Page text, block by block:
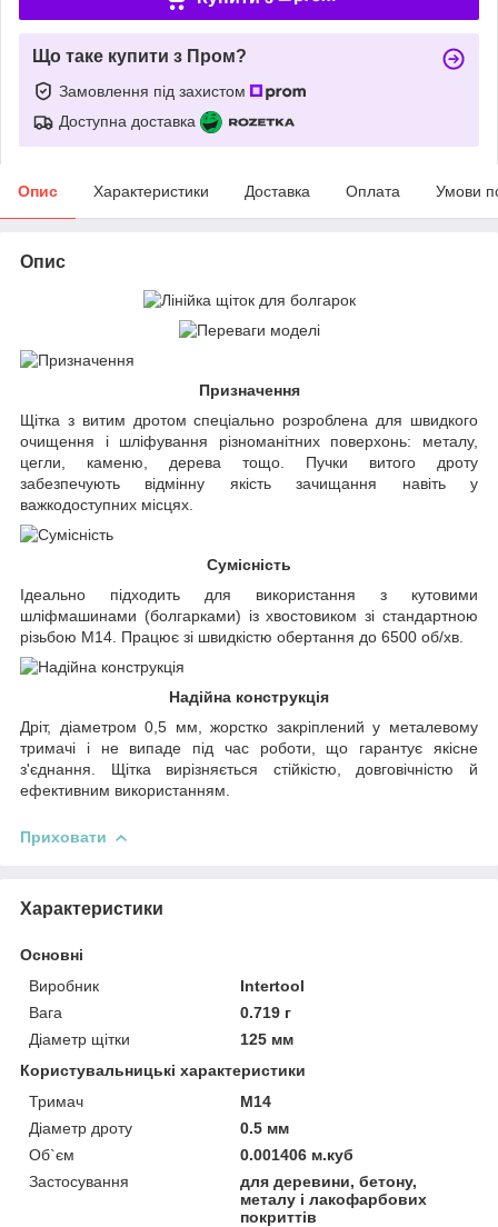
Що таке купити з Пром?
Замовлення під захистом
Доступна доставка
Опис Характеристики Доставка Оплата Умови
Опис
Призначення
Щітка з витим дротом спеціально розроблена для швидкого
очищення і шліфування різноманітних поверхонь: металу,
цегли, каменю, дерева тощо. Пучки витого дроту
забезпечують відмінну якість зачищання навіть у
важкодоступних місцях.
Сумісність
Ідеально підходить для використання з кутовими
шліфмашинами (болгарками) із хвостовиком зі стандартною
різьбою М14. Працює зі швидкістю обертання до 6500 об/хв.
Надійна конструкція
Дріт, діаметром 0,5 мм, жорстко закріплений у металевому
тримачі і не випаде під час роботи, що гарантує якісне
з'єднання. Щітка вирізняється стійкістю, довговічністю й
ефективним використанням.
Приховати
Характеристики
Основні
Виробник
Intertool
Вага
0.719 г
Діаметр щітки
125 мм
Користувальницькі характеристики
Тримач
М14
Діаметр дроту
0.5 мм
Об`єм
0.001406 м.куб
Застосування
для деревини, бетону,
металу і лакофарбових
покриттів